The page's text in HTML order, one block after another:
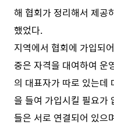
해 협회가 정리해서 제공
했었다.
지역에서 협회에 가입되
중은 자격을 대여하여 운
의 대표자가 따로 있는데
을 들여 가입시킬 필요가
들은 서로 연결되어 있으